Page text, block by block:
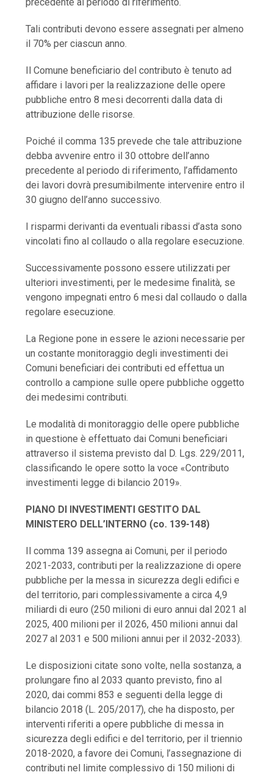
Tali contributi devono essere assegnati per almeno
il 70% per ciascun anno.
Il Comune beneficiario del contributo è tenuto ad
affidare i lavori per la realizzazione delle opere
pubbliche entro 8 mesi decorrenti dalla data di
attribuzione delle risorse.
Poiché il comma 135 prevede che tale attribuzione
debba avvenire entro il 30 ottobre dell’anno
precedente al periodo di riferimento, l’affidamento
dei lavori dovrà presumibilmente intervenire entro il
30 giugno dell’anno successivo.
I risparmi derivanti da eventuali ribassi d’asta sono
vincolati fino al collaudo o alla regolare esecuzione.
Successivamente possono essere utilizzati per
ulteriori investimenti, per le medesime finalità, se
vengono impegnati entro 6 mesi dal collaudo o dalla
regolare esecuzione.
La Regione pone in essere le azioni necessarie per
un costante monitoraggio degli investimenti dei
Comuni beneficiari dei contributi ed effettua un
controllo a campione sulle opere pubbliche oggetto
dei medesimi contributi.
Le modalità di monitoraggio delle opere pubbliche
in questione è effettuato dai Comuni beneficiari
attraverso il sistema previsto dal D. Lgs. 229/2011,
classificando le opere sotto la voce «Contributo
investimenti legge di bilancio 2019».
PIANO DI INVESTIMENTI GESTITO DAL
MINISTERO DELL’INTERNO (co. 139-148)
Il comma 139 assegna ai Comuni, per il periodo
2021-2033, contributi per la realizzazione di opere
pubbliche per la messa in sicurezza degli edifici e
del territorio, pari complessivamente a circa 4,9
miliardi di euro (250 milioni di euro annui dal 2021 al
2025, 400 milioni per il 2026, 450 milioni annui dal
2027 al 2031 e 500 milioni annui per il 2032-2033).
Le disposizioni citate sono volte, nella sostanza, a
prolungare fino al 2033 quanto previsto, fino al
2020, dai commi 853 e seguenti della legge di
bilancio 2018 (L. 205/2017), che ha disposto, per
interventi riferiti a opere pubbliche di messa in
sicurezza degli edifici e del territorio, per il triennio
2018-2020, a favore dei Comuni, l’assegnazione di
contributi nel limite complessivo di 150 milioni di